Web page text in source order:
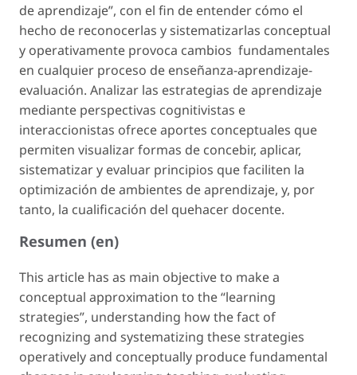
de aprendizaje”, con el fin de entender cómo el
hecho de reconocerlas y sistematizarlas conceptual
y operativamente provoca cambios fundamentales
en cualquier proceso de enseñanza-aprendizaje-
evaluación. Analizar las estrategias de aprendizaje
mediante perspectivas cognitivistas e
interaccionistas ofrece aportes conceptuales que
permiten visualizar formas de concebir, aplicar,
sistematizar y evaluar principios que faciliten la
optimización de ambientes de aprendizaje, y, por
tanto, la cualificación del quehacer docente.
Resumen (en)
This article has as main objective to make a
conceptual approximation to the “learning
strategies”, understanding how the fact of
recognizing and systematizing these strategies
operatively and conceptually produce fundamental